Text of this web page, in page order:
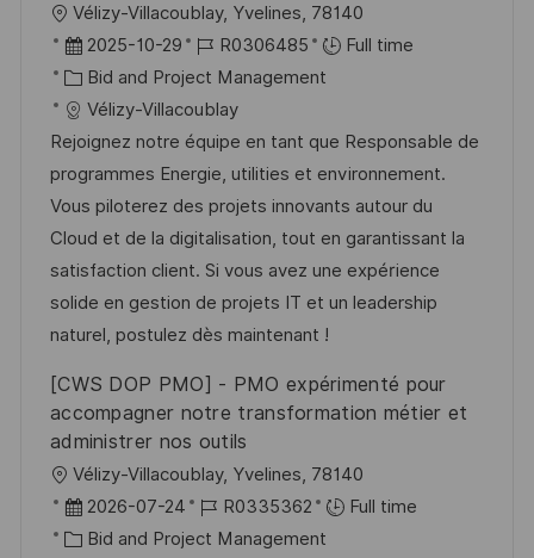
L
o
c
a
t
i
o
n
Vélizy-Villacoublay, Yvelines, 78140
P
o
s
t
e
d
D
a
t
e
2025-10-29
J
o
b
I
d
R0306485
Full time
C
a
t
e
g
o
r
y
Bid and Project Management
Vélizy-Villacoublay
Rejoignez notre équipe en tant que Responsable de
programmes Energie, utilities et environnement.
Vous piloterez des projets innovants autour du
Cloud et de la digitalisation, tout en garantissant la
satisfaction client. Si vous avez une expérience
solide en gestion de projets IT et un leadership
naturel, postulez dès maintenant !
[CWS DOP PMO] - PMO expérimenté pour
accompagner notre transformation métier et
administrer nos outils
L
o
c
Vélizy-Villacoublay, Yvelines, 78140
P
o
2026-07-24
J
o
R0335362
Full time
C Bid and Project Management